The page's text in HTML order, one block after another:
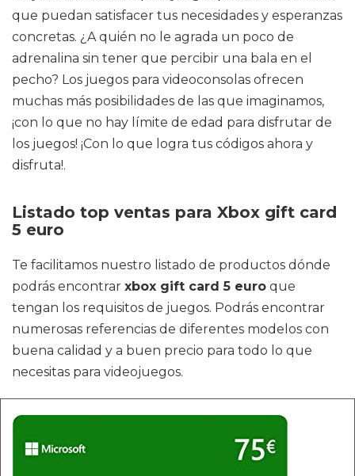
que puedan satisfacer tus necesidades y esperanzas
concretas. ¿A quién no le agrada un poco de
adrenalina sin tener que percibir una bala en el
pecho? Los juegos para videoconsolas ofrecen
muchas más posibilidades de las que imaginamos,
¡con lo que no hay límite de edad para disfrutar de
los juegos! ¡Con lo que logra tus códigos ahora y
disfruta!.
Listado top ventas para Xbox gift card
5 euro
Te facilitamos nuestro listado de productos dónde
podrás encontrar xbox gift card 5 euro que
tengan los requisitos de juegos. Podrás encontrar
numerosas referencias de diferentes modelos con
buena calidad y a buen precio para todo lo que
necesitas para videojuegos.